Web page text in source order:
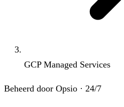
GCP Managed Services
Beheerd door Opsio · 24/7